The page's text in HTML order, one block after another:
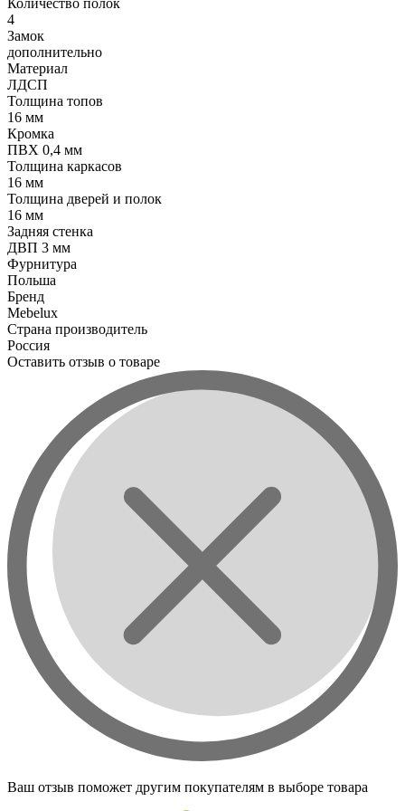
4
Замок
дополнительно
Материал
ЛДСП
Толщина топов
16 мм
Кромка
ПВХ 0,4 мм
Толщина каркасов
16 мм
Толщина дверей и полок
16 мм
Задняя стенка
ДВП 3 мм
Фурнитура
Польша
Бренд
Mebelux
Страна производитель
Россия
Оставить отзыв о товаре
Ваш отзыв поможет другим покупателям в выборе товара